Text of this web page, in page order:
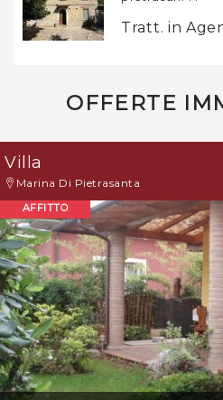
Tratt. in
OFFERTE
Villa
Marina Di Pietrasanta
AFFITTO